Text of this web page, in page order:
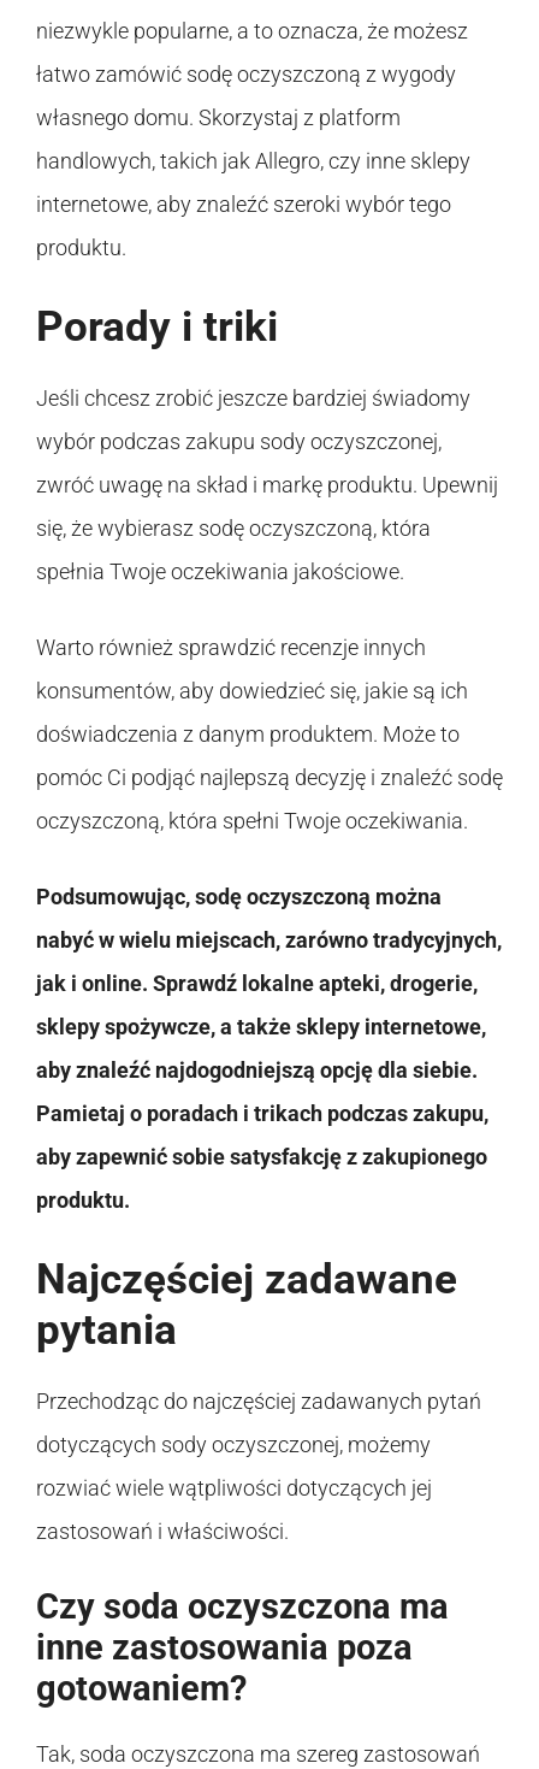
niezwykle popularne, a to oznacza, że możesz
łatwo zamówić sodę oczyszczoną z wygody
własnego domu. Skorzystaj z platform
handlowych, takich jak Allegro, czy inne sklepy
internetowe, aby znaleźć szeroki wybór tego
produktu.
Porady i triki
Jeśli chcesz zrobić jeszcze bardziej świadomy
wybór podczas zakupu sody oczyszczonej,
zwróć uwagę na skład i markę produktu. Upewnij
się, że wybierasz sodę oczyszczoną, która
spełnia Twoje oczekiwania jakościowe.
Warto również sprawdzić recenzje innych
konsumentów, aby dowiedzieć się, jakie są ich
doświadczenia z danym produktem. Może to
pomóc Ci podjąć najlepszą decyzję i znaleźć sodę
oczyszczoną, która spełni Twoje oczekiwania.
Podsumowując, sodę oczyszczoną można
nabyć w wielu miejscach, zarówno tradycyjnych,
jak i online. Sprawdź lokalne apteki, drogerie,
sklepy spożywcze, a także sklepy internetowe,
aby znaleźć najdogodniejszą opcję dla siebie.
Pamietaj o poradach i trikach podczas zakupu,
aby zapewnić sobie satysfakcję z zakupionego
produktu.
Najczęściej zadawane
pytania
Przechodząc do najczęściej zadawanych pytań
dotyczących sody oczyszczonej, możemy
rozwiać wiele wątpliwości dotyczących jej
zastosowań i właściwości.
Czy soda oczyszczona ma
inne zastosowania poza
gotowaniem?
Tak, soda oczyszczona ma szereg zastosowań